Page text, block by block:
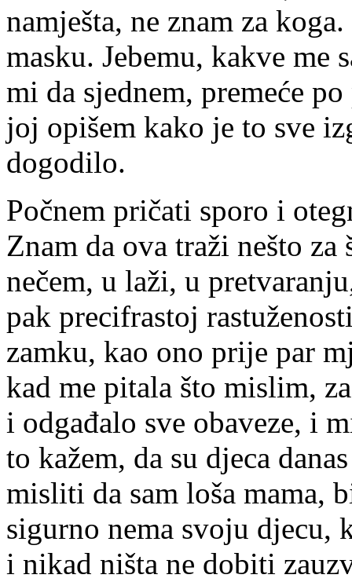
namješta, ne znam za
masku. Jebemu, kakve me
mi da sjednem, premeće
joj opišem kako je to sve
dogodilo.
Počnem pričati sporo i
Znam da ova traži nešto
nečem, u laži, u
pak precifrastoj
zamku, kao ono prije par
kad me pitala što mislim,
i odgađalo sve obaveze, i
to kažem, da su djeca
misliti da sam loša mama,
sigurno nema svoju djecu,
i nikad ništa ne dobiti